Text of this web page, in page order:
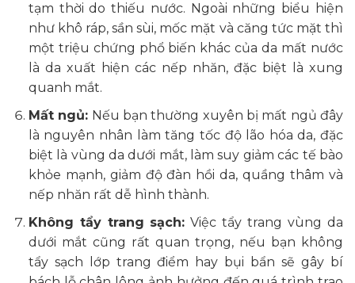
tạm thời do thiếu nước. Ngoài những biểu hiện
như khô ráp, sần sùi, mốc mặt và căng tức mặt thì
một triệu chứng phổ biến khác của da mất nước
là da xuất hiện các nếp nhăn, đặc biệt là xung
quanh mắt.
Mất ngủ: Nếu bạn thường xuyên bị mất ngủ đây
là nguyên nhân làm tăng tốc độ lão hóa da, đặc
biệt là vùng da dưới mắt, làm suy giảm các tế bào
khỏe mạnh, giảm độ đàn hồi da, quầng thâm và
nếp nhăn rất dễ hình thành.
Không tẩy trang sạch: Việc tẩy trang vùng da
dưới mắt cũng rất quan trọng, nếu bạn không
tẩy sạch lớp trang điểm hay bụi bẩn sẽ gây bí